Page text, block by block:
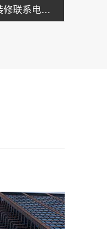
嘉兴周边美居乐房屋装修联系电话？联系嘉兴美居乐建材科技有限公司